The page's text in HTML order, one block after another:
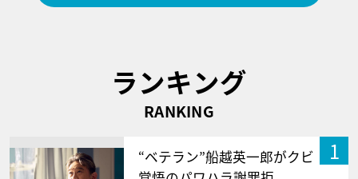
ランキング
RANKING
1
“ベテラン”船越英一郎がクビ